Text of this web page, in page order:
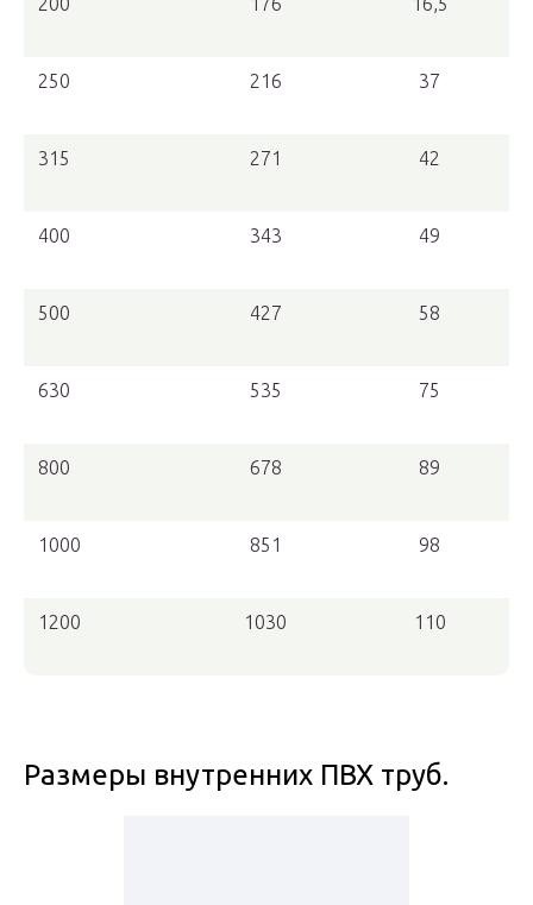
250 216 37
315 271 42
400 343 49
500 427 58
630 535 75
800 678 89
1000 851 98
1200 1030 110
Размеры внутренних ПВХ труб.